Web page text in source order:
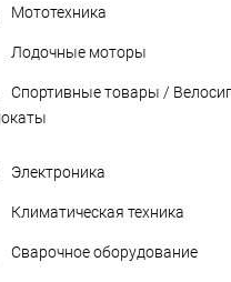
Мототехника
Лодочные моторы
Спортивные товары /
Электроника
Климатическая техника
Сварочное оборудование